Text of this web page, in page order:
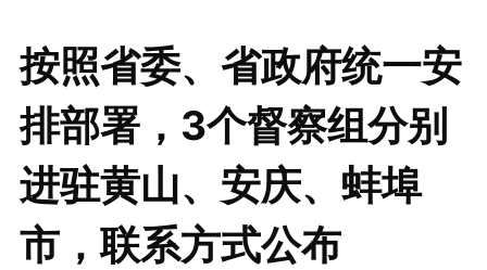
按照省委、省政府统一安
排部署，3个督察组分别
进驻黄山、安庆、蚌埠
市，联系方式公布